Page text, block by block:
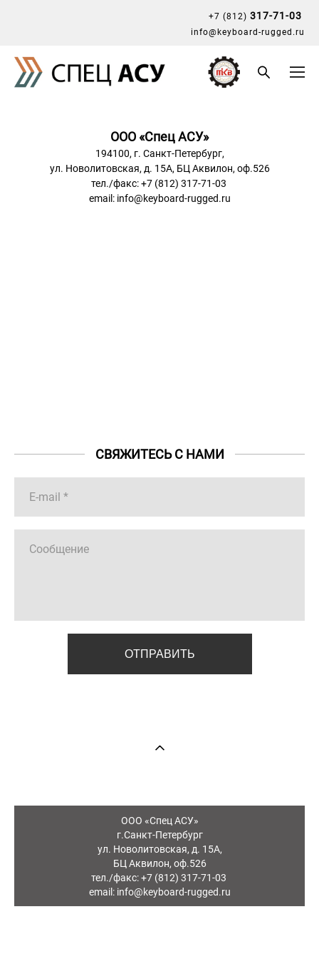
+7 (812) 317-71-03
info@keyboard-rugged.ru
ООО «Спец АСУ»
194100, г. Санкт-Петербург,
ул. Новолитовская, д. 15А, БЦ Аквилон, оф.526
тел./факс: +7 (812) 317-71-03
email: info@keyboard-rugged.ru
СВЯЖИТЕСЬ С НАМИ
E-mail *
Сообщение
ОТПРАВИТЬ
ООО «Спец АСУ»
г.Санкт-Петербург
ул. Новолитовская, д. 15А,
БЦ Аквилон, оф.526
тел./факс: +7 (812) 317-71-03
email: info@keyboard-rugged.ru